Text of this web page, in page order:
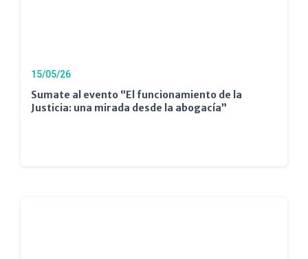
15/05/26
Sumate al evento “El funcionamiento de la
Justicia: una mirada desde la abogacía”